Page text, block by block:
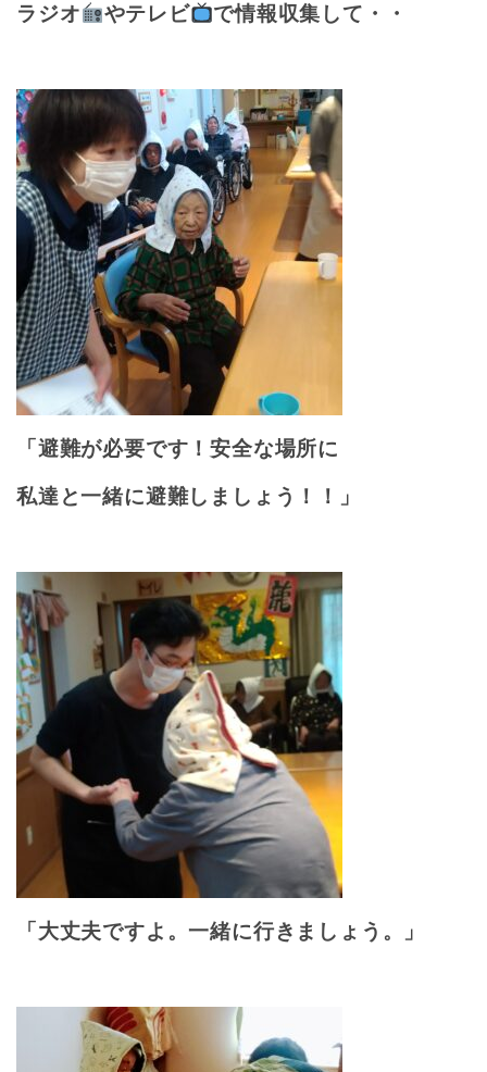
ラジオ やテレビ で情報収集して・・
「避難が必要です！安全な場所に
私達と一緒に避難しましょう！！」
「大丈夫ですよ。一緒に行きましょう。」